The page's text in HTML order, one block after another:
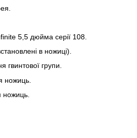
5,5 дюйма серії 108.
в ножиці).
гвинтової групи.
ножиць.